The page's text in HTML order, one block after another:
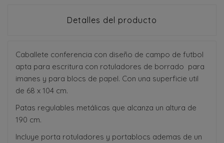
Detalles del producto
Caballete conferencia con diseño de campo de futbol
apta para escritura con rotuladores de borrado para
imanes y para blocs de papel. Con una superficie util
de 68 x 104 cm.
Patas regulables metálicas que alcanza un altura de
190 cm.
Incluye porta rotuladores y portablocs ademas de un